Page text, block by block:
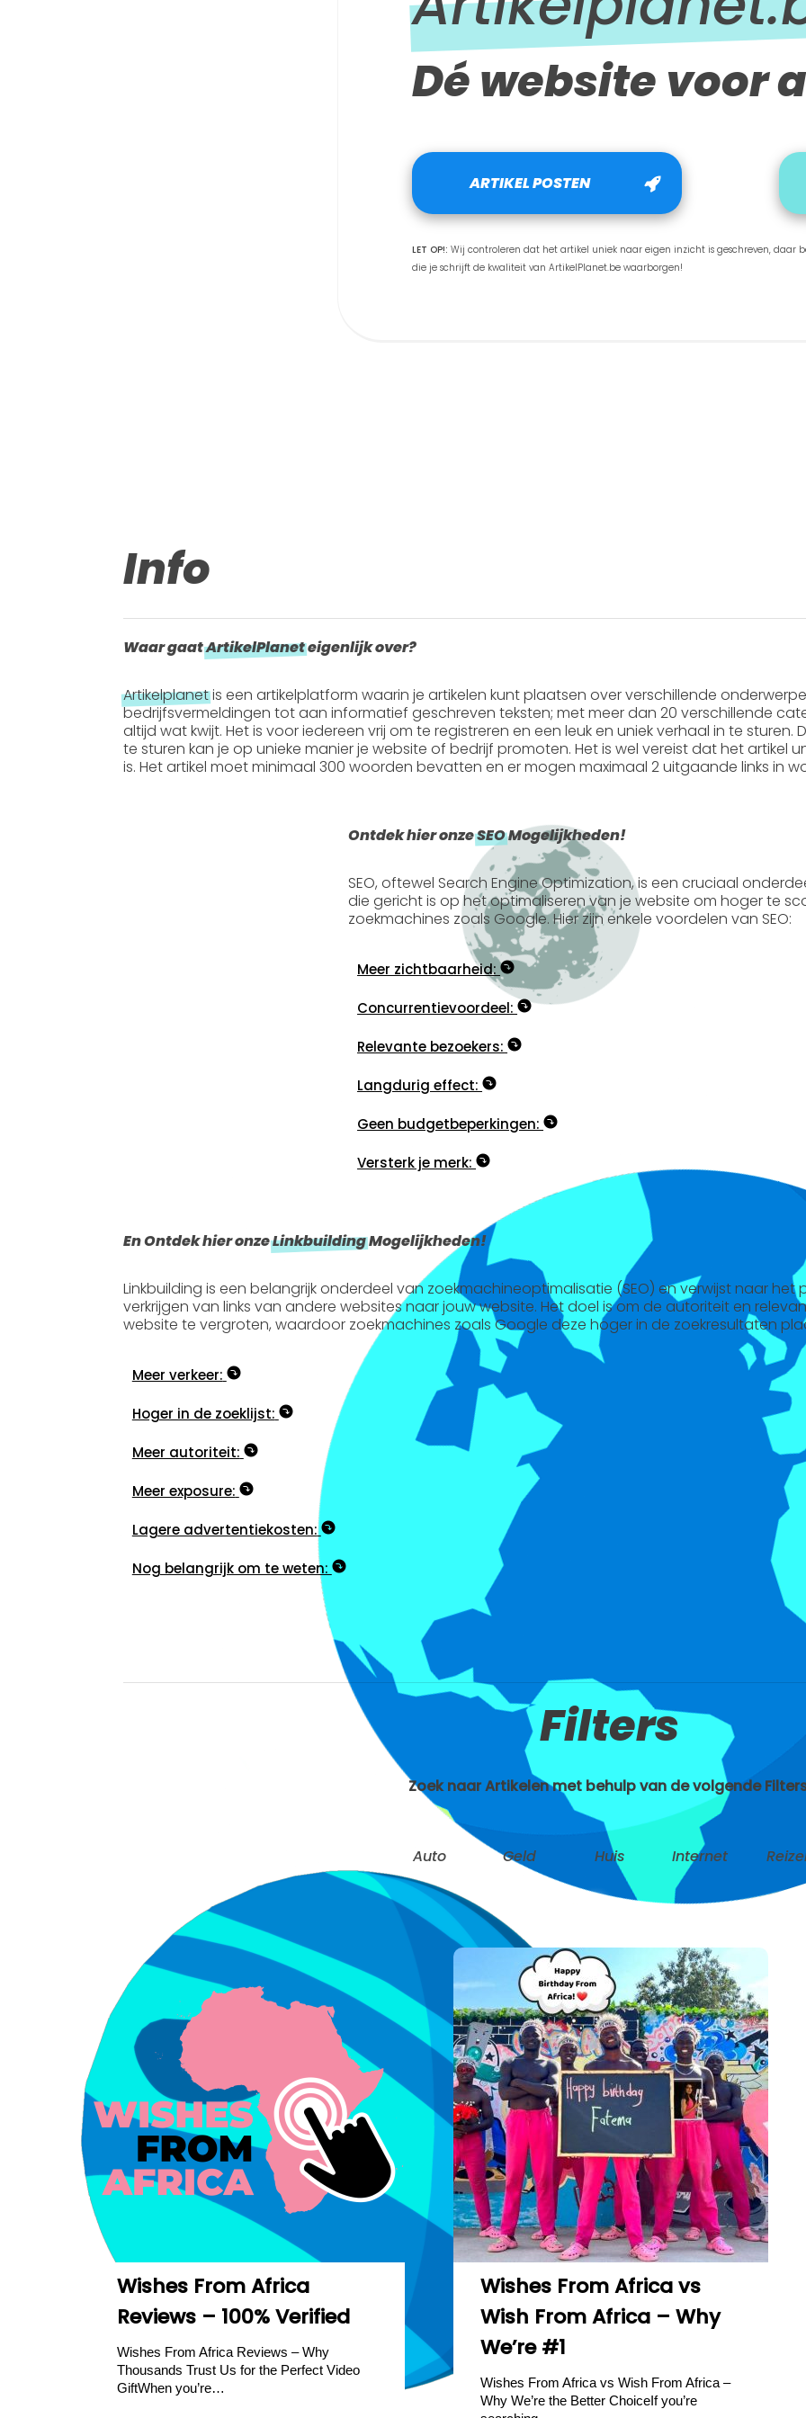
Dé website voor
ARTIKEL POSTEN
LET OP!: Wij controleren dat het artikel uniek naar eigen inzicht is geschreven, daar
die je schrijft de kwaliteit van ArtikelPlanet.be waarborgen!
Info
Waar gaatArtikelPlaneteigenlijk over?
Artikelplanetis een artikelplatform waarin je artikelen kunt plaatsen over verschillende
bedrijfsvermeldingen tot aan informatief geschreven teksten; met meer dan 20 verschillende
altijd wat kwijt. Het is voor iedereen vrij om te registreren en een leuk en uniek verhaal in te sturen.
te sturen kan je op unieke manier je website of bedrijf promoten. Het is wel vereist dat het artikel
is. Het artikel moetminimaal 300 woorden bevatten en er mogen maximaal 2 uitgaande links in
Ontdek hier onzeSEOMogelijkheden!
SEO, oftewel Search Engine Optimization, is een cruciaal
die gericht is op het optimaliseren van je website om hoger te
zoekmachines zoals Google. Hier zijn enkele voordelen van SEO:
Meer zichtbaarheid:
Concurrentievoordeel:
Relevante bezoekers:
Langdurig effect:
Geen budgetbeperkingen:
Versterk je merk:
En Ontdek hier onzeLinkbuildingMogelijkheden!
Linkbuilding is een belangrijk onderdeel van zoekmachineoptimalisatie (SEO) en verwijst naar het
verkrijgen van links van andere websites naar jouw website. Het doel is om de autoriteit en
website te vergroten, waardoor zoekmachines zoals Google deze hoger in de zoekresultaten
Meer verkeer:
Hoger in de zoeklijst:
Meer autoriteit:
Meer exposure:
Lagere advertentiekosten:
Nog belangrijk om te weten:
Filters
Zoek naar Artikelen met behulp van de volgende
Auto Geld Huis Internet
Wishes From Africa
Reviews – 100% Verified
Wishes From Africa Reviews – Why
Thousands Trust Us for the Perfect Video
GiftWhen you’re…
Wishes From Africa vs
Wish From Africa – Why
We’re #1
Wishes From Africa vs Wish From Africa –
Why We’re the Better ChoiceIf you’re